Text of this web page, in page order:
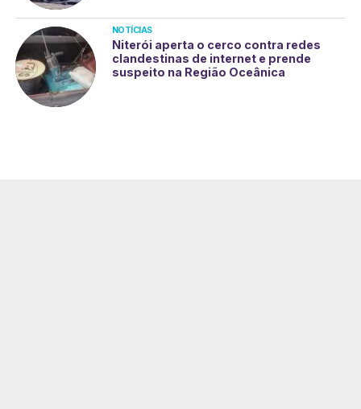
NOTÍCIAS
Niterói aperta o cerco contra redes
clandestinas de internet e prende
suspeito na Região Oceânica